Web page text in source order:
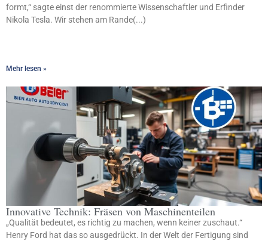
formt,“ sagte einst der renommierte Wissenschaftler und Erfinder
Nikola Tesla. Wir stehen am Rande(...)
Mehr lesen »
Innovative Technik: Fräsen von Maschinenteilen
„Qualität bedeutet, es richtig zu machen, wenn keiner zuschaut.“
Henry Ford hat das so ausgedrückt. In der Welt der Fertigung sind